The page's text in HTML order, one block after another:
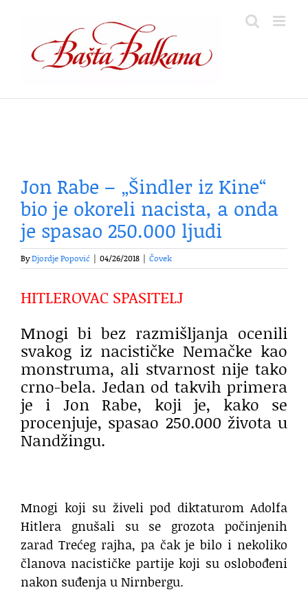
content
Jon Rabe – „Šindler iz Kine“
bio je okoreli nacista, a onda
je spasao 250.000 ljudi
ByDjordje Popović 04/26/2018 Čovek
HITLEROVAC SPASITELJ
Mnogi bi bez razmišljanja ocenili
svakog iz nacističke Nemačke kao
monstruma, ali stvarnost nije tako
crno-bela. Jedan od takvih primera
je i Jon Rabe, koji je, kako se
procenjuje, spasao 250.000 života u
Nandžingu.
Mnogi koji su živeli pod diktaturom Adolfa
Hitlera gnušali su se grozota počinjenih
zarad Trećeg rajha, pa čak je bilo i nekoliko
članova nacističke partije koji su oslobođeni
nakon suđenja u Nirnbergu.